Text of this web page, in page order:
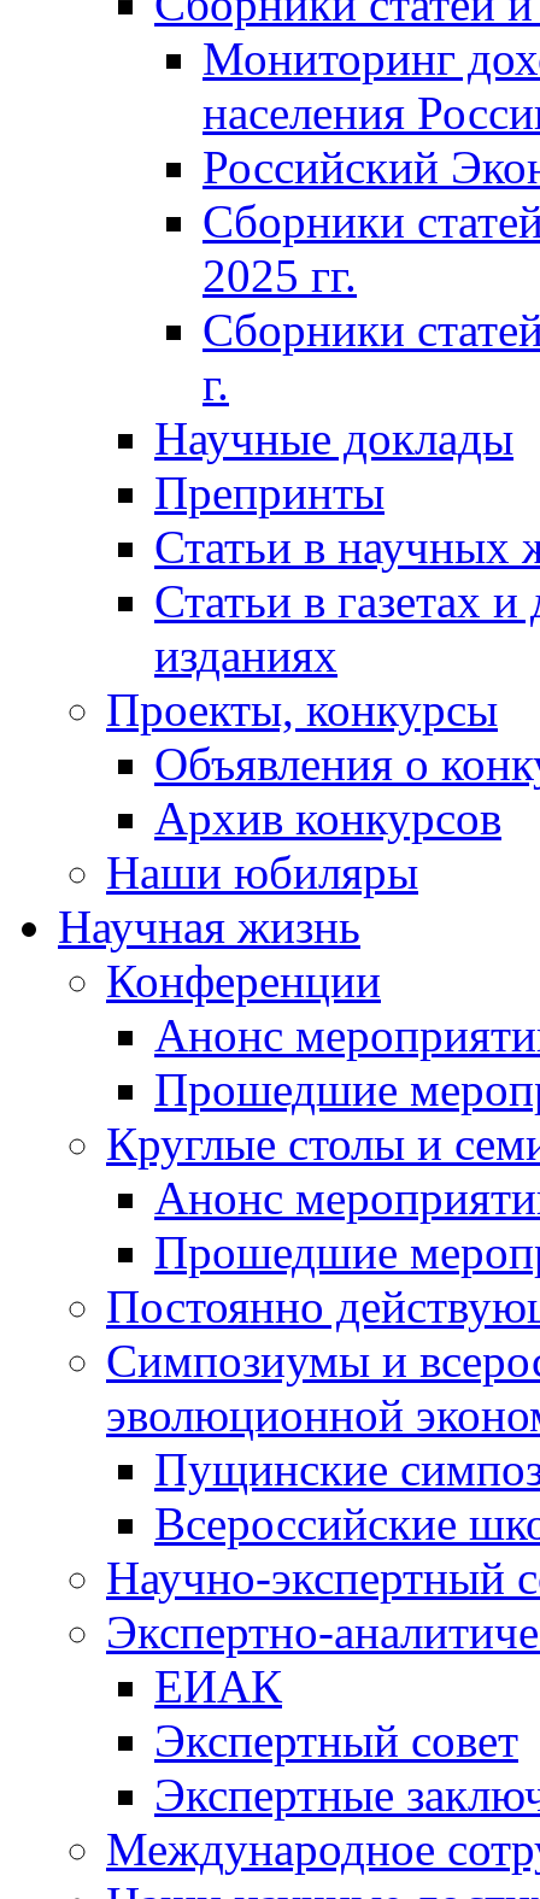
Мониторинг
населения
Российский
Сборники
2025 гг.
Сборники
г.
Научные доклады
Препринты
Статьи в научных
Статьи в газетах
изданиях
Проекты, конкурсы
Объявления о
Архив конкурсов
Наши юбиляры
Научная жизнь
Конференции
Анонс
Прошедшие
Круглые столы и
Анонс
Прошедшие
Постоянно
Симпозиумы и
эволюционной
Пущинские
Всероссийские
Научно-экспертный
Экспертно-
ЕИАК
Экспертный совет
Экспертные
Международное